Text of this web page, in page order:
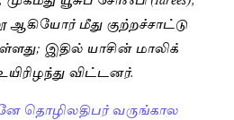
ஆகியோர் மீது குற்றச்சாட்டு
இதில் யாசின் மாலிக்
விட்டனர்.
தொழிலதிபர் வருங்கால